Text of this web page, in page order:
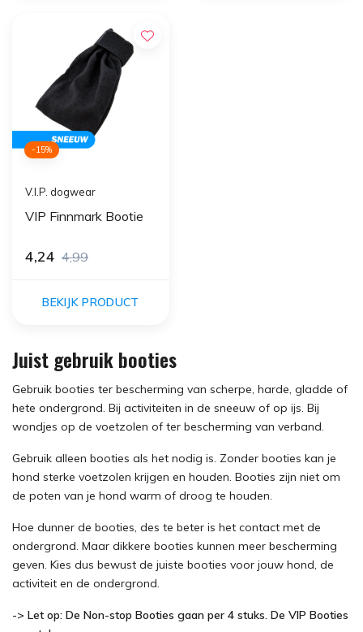
-15%
V.I.P. dogwear
VIP Finnmark Bootie
4,24 4,99
BEKIJK PRODUCT
Juist gebruik booties
Gebruik booties ter bescherming van scherpe, harde, gladde of
hete ondergrond. Bij activiteiten in de sneeuw of op ijs. Bij
wondjes op de voetzolen of ter bescherming van verband.
Gebruik alleen booties als het nodig is. Zonder booties kan je
hond sterke voetzolen krijgen en houden. Booties zijn niet om
de poten van je hond warm of droog te houden.
Hoe dunner de booties, des te beter is het contact met de
ondergrond. Maar dikkere booties kunnen meer bescherming
geven. Kies dus bewust de juiste booties voor jouw hond, de
activiteit en de ondergrond.
-> Let op: De Non-stop Booties gaan per 4 stuks. De VIP Booties